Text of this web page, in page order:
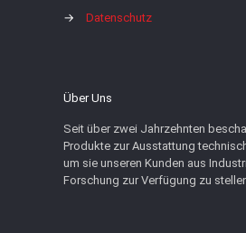
→
Datenschutz
Über Uns
Seit über zwei Jahrzehnten
Produkte zur Ausstattung
um sie unseren Kunden aus
Forschung zur Verfügung zu